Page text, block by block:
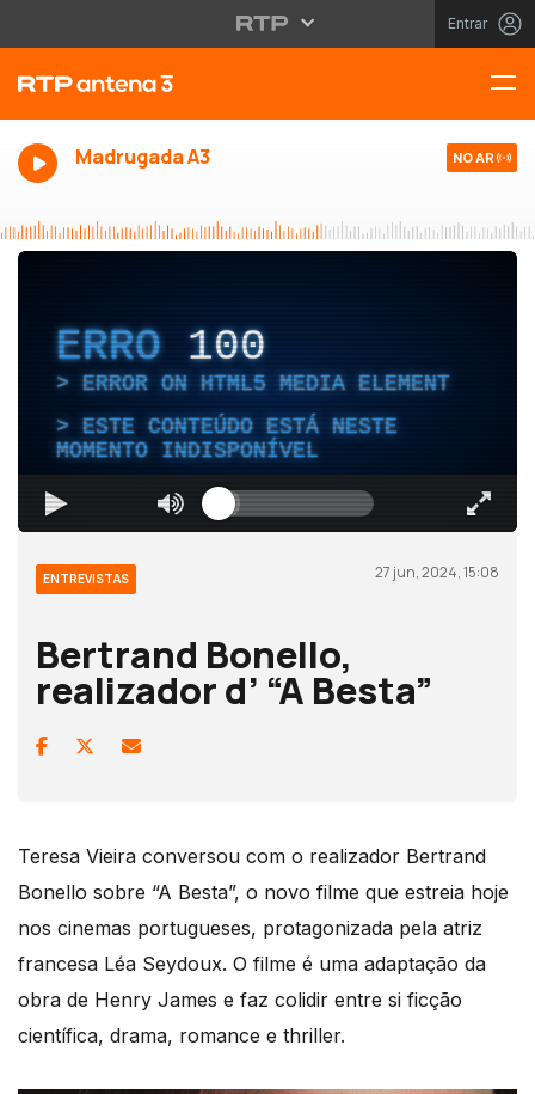
Entrar
Madrugada A3 NO AR
ERRO 100
ERROR ON HTML5 MEDIA ELEMENT
ESTE CONTEÚDO ESTÁ NESTE
MOMENTO INDISPONÍVEL
ENTREVISTAS 27 jun, 2024, 15:08
Bertrand Bonello,
realizador d’ “A Besta”
Teresa Vieira conversou com o realizador Bertrand
Bonello sobre “A Besta”, o novo filme que estreia hoje
nos cinemas portugueses, protagonizada pela atriz
francesa Léa Seydoux. O filme é uma adaptação da
obra de Henry James e faz colidir entre si ficção
científica, drama, romance e thriller.